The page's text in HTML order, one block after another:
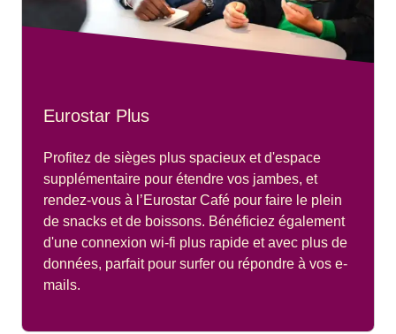
Eurostar Plus
Profitez de sièges plus spacieux et d'espace
supplémentaire pour étendre vos jambes, et
rendez-vous à l’Eurostar Café pour faire le plein
de snacks et de boissons. Bénéficiez également
d'une connexion wi-fi plus rapide et avec plus de
données, parfait pour surfer ou répondre à vos e-
mails.